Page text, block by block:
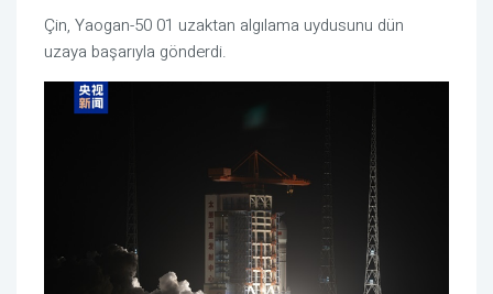
Çin, Yaogan-50 01 uzaktan algılama uydusunu dün
uzaya başarıyla gönderdi.